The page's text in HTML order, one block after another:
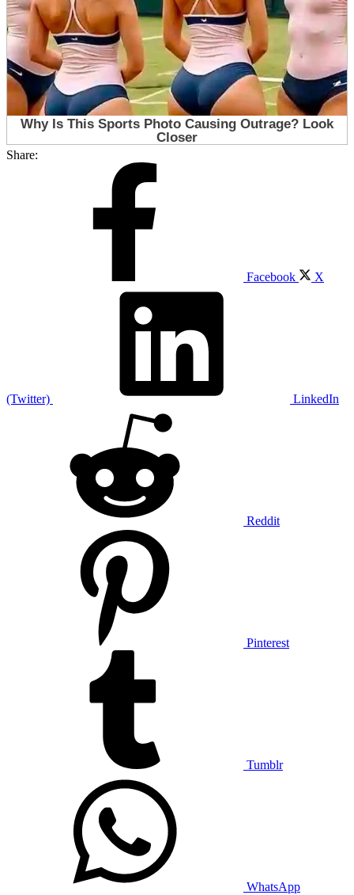
Share:
Facebook X
(Twitter) LinkedIn
Reddit
Pinterest
Tumblr
WhatsApp